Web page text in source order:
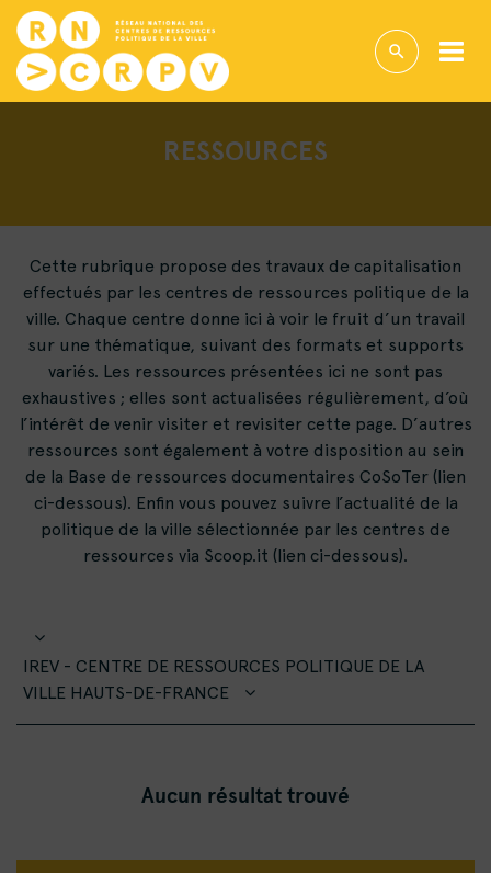
RESSOURCES
Cette rubrique propose des travaux de capitalisation
effectués par les centres de ressources politique de la
ville. Chaque centre donne ici à voir le fruit d’un travail
sur une thématique, suivant des formats et supports
variés. Les ressources présentées ici ne sont pas
exhaustives ; elles sont actualisées régulièrement, d’où
l’intérêt de venir visiter et revisiter cette page. D’autres
ressources sont également à votre disposition au sein
de la Base de ressources documentaires CoSoTer (lien
ci-dessous). Enfin vous pouvez suivre l’actualité de la
politique de la ville sélectionnée par les centres de
ressources via Scoop.it (lien ci-dessous).
IREV - CENTRE DE RESSOURCES POLITIQUE DE LA
VILLE HAUTS-DE-FRANCE
Aucun résultat trouvé